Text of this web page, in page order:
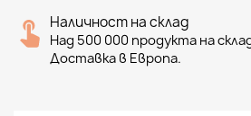
Наличност на склад
Над 500 000 продукта на
Доставка в Европа.